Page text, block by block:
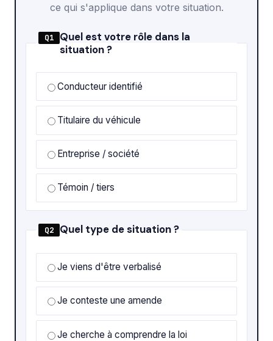
ce qui s'applique dans votre situation.
Q1
Quel est votre rôle dans la
situation ?
Conducteur identifié
Titulaire du véhicule
Entreprise / société
Témoin / tiers
Q2 Quel type de situation ?
Je viens d'être verbalisé
Je conteste une amende
Je cherche à comprendre la loi